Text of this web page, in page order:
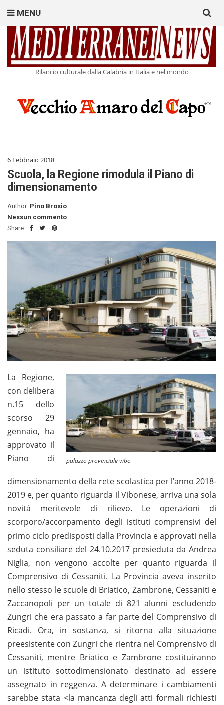
Rilancio culturale dalla Calabria in Italia e nel mondo
MENU
for:
6 Febbraio 2018
Scuola, la Regione rimodula il Piano di
dimensionamento
Author: Pino Brosio
Nessun commento
Share:
palazzo provinciale vibo
La Regione,
con delibera
n.15 dello
scorso 29
gennaio, ha
approvato il
Piano di
dimensionamento della rete scolastica per l’anno 2018-
2019 e, per quanto riguarda il Vibonese, arriva una sola
novità meritevole di rilievo. Le operazioni di
scorporo/accorpamento degli istituti comprensivi del
primo ciclo predisposti dalla Provincia e approvati nella
seduta consiliare del 24.10.2017 presieduta da Andrea
Niglia, non vengono accolte per quanto riguarda il
Comprensivo di Cessaniti. La Provincia aveva inserito
nello stesso le scuole di Briatico, Zambrone, Cessaniti e
Zaccanopoli per un totale di 821 alunni escludendo
Zungri che era passato a far parte del Comprensivo di
Ricadi. Ora, in sostanza, si ritorna alla situazione
preesistente con Zungri che rientra nel Comprensivo di
Cessaniti, mentre Briatico e Zambrone costituiranno
un istituto sottodimensionato destinato ad essere
assegnato in reggenza. A determinare i cambiamenti
sarebbe stata <la mancanza degli atti formali richiesti